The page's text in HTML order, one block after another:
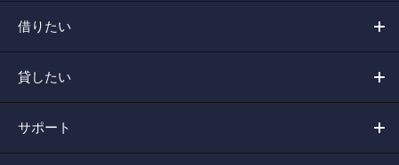
借りたい
貸したい
サポート